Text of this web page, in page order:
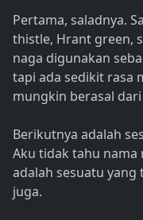
Pertama, saladnya.
thistle, Hrant green,
naga digunakan
tapi ada sedikit rasa
mungkin berasal
Berikutnya adalah
Aku tidak tahu nama
adalah sesuatu yang
juga.